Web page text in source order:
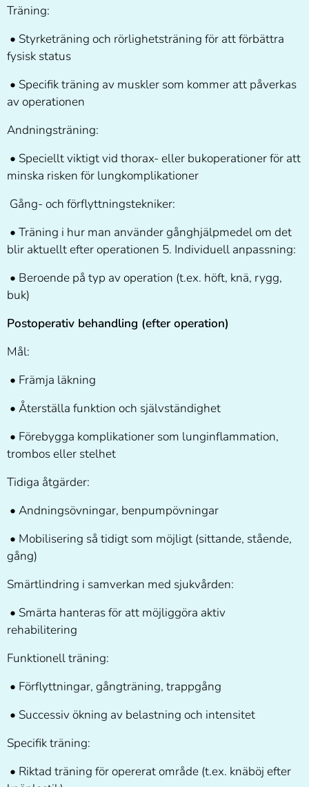
Träning:
• Styrketräning och rörlighetsträning för att förbättra
fysisk status
• Specifik träning av muskler som kommer att påverkas
av operationen
Andningsträning:
• Speciellt viktigt vid thorax- eller bukoperationer för att
minska risken för lungkomplikationer
Gång- och förflyttningstekniker:
• Träning i hur man använder gånghjälpmedel om det
blir aktuellt efter operationen 5. Individuell anpassning:
• Beroende på typ av operation (t.ex. höft, knä, rygg,
buk)
Postoperativ behandling (efter operation)
Mål:
• Främja läkning
• Återställa funktion och självständighet
• Förebygga komplikationer som lunginflammation,
trombos eller stelhet
Tidiga åtgärder:
• Andningsövningar, benpumpövningar
• Mobilisering så tidigt som möjligt (sittande, stående,
gång)
Smärtlindring i samverkan med sjukvården:
• Smärta hanteras för att möjliggöra aktiv
rehabilitering
Funktionell träning:
• Förflyttningar, gångträning, trappgång
• Successiv ökning av belastning och intensitet
Specifik träning:
• Riktad träning för opererat område (t.ex. knäböj efter